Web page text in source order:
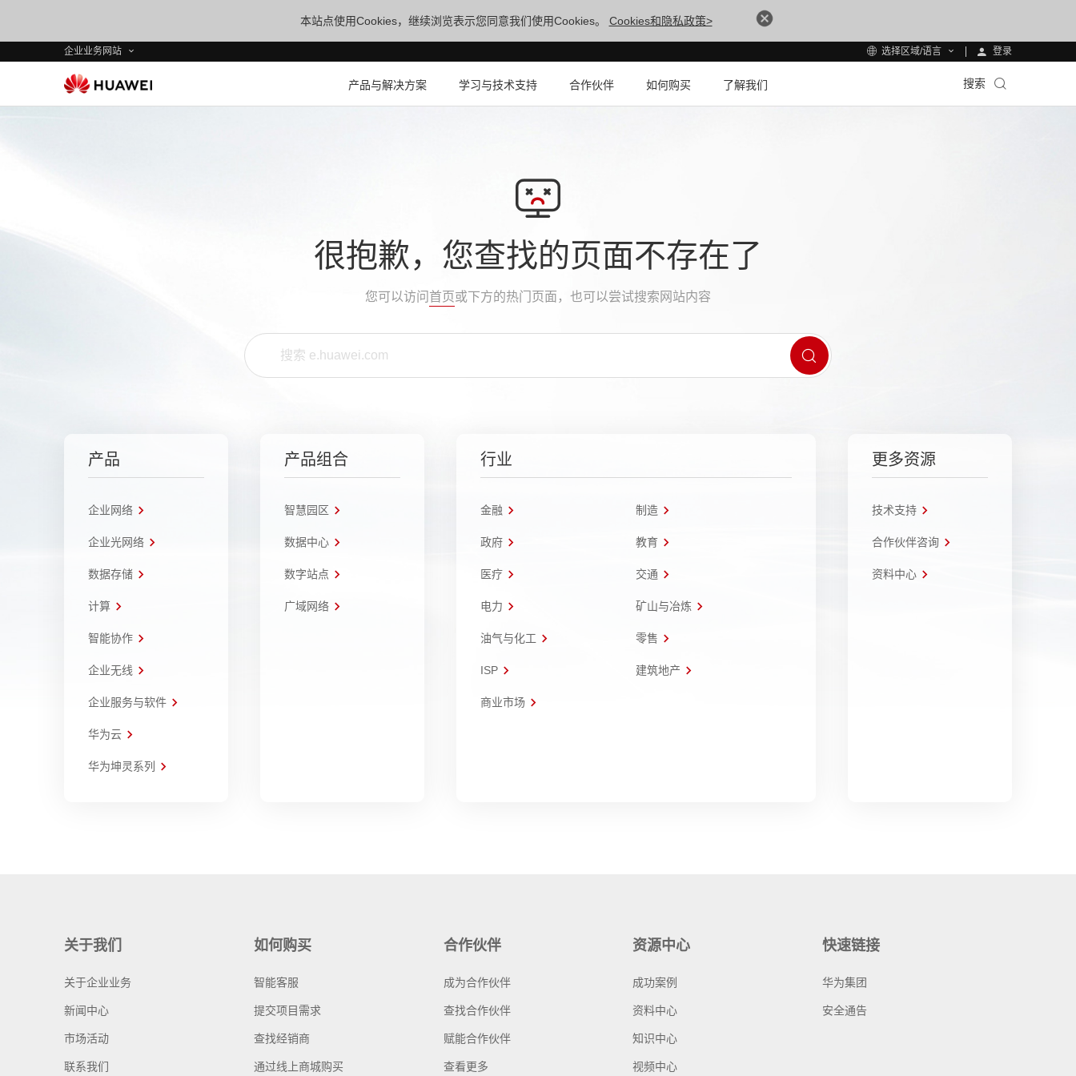
本站点使用Cookies，继续浏览表示您同意我们使用Cookies。 Cookies和隐私政策>
企业业务网站 选择区域/语言 登录
产品与解决方案 学习与技术支持 合作伙伴 如何购买 了解我们 搜索
很抱歉，您查找的页面不存在了
您可以访问 首页或下方的热门页面，也可以尝试搜索网站内容
产品
企业网络
企业光网络
数据存储
计算
智能协作
企业无线
企业服务与软件
华为云
华为坤灵系列
产品组合
智慧园区
数据中心
数字站点
广域网络
行业
金融 制造
政府 教育
医疗 交通
电力 矿山与冶炼
油气与化工 零售
ISP 建筑地产
商业市场
更多资源
技术支持
合作伙伴咨询
资料中心
关于我们
关于企业业务
新闻中心
市场活动
联系我们
如何购买
智能客服
提交项目需求
查找经销商
通过线上商城购买
合作伙伴
成为合作伙伴
查找合作伙伴
赋能合作伙伴
查看更多
资源中心
成功案例
资料中心
知识中心
视频中心
快速链接
华为集团
安全通告